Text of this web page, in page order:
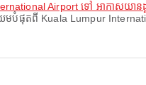
Airport ទៅ អាកាសយាន
បំផុតពី Kuala Lumpur